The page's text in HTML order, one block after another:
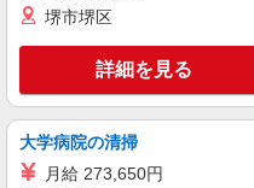
有）★ ゜・
紹介予定派遣
株式会社シエロ
携帯販売ス
月給
間6か月・時
堺市堺区
詳細を見る
大学病院の清掃
月給 273,650円